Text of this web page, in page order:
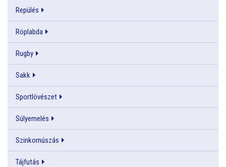
Repülés
Röplabda
Rugby
Sakk
Sportlövészet
Súlyemelés
Szinkornúszás
Tájfutás